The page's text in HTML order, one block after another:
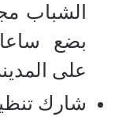
الشباب
بضع
على